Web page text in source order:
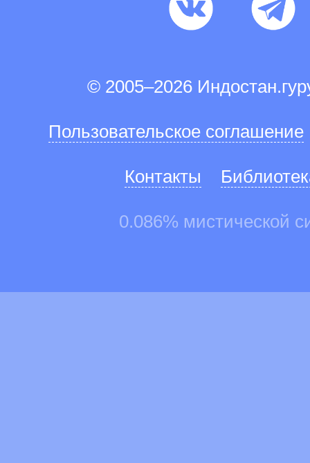
© 2005–2026
Пользовательское соглашение
Контакты
0.086% мистической